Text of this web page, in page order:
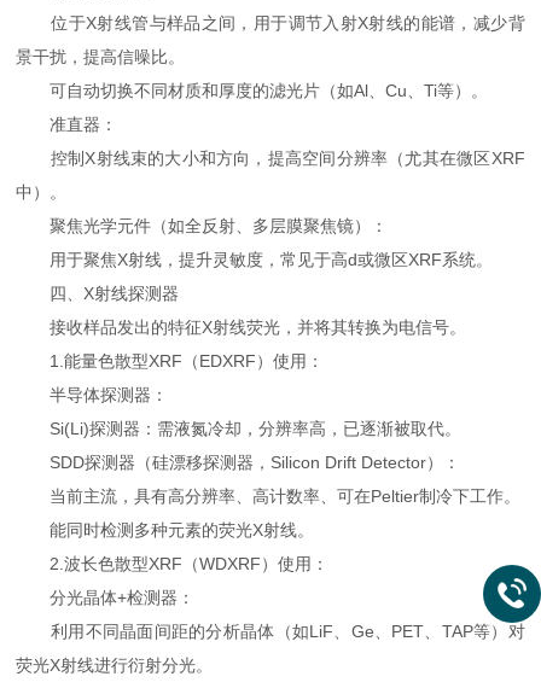
位于X射线管与样品之间，用于调节入射X射线的能谱，减少背
景干扰，提高信噪比。
可自动切换不同材质和厚度的滤光片（如Al、Cu、Ti等）。
准直器：
控制X射线束的大小和方向，提高空间分辨率（尤其在微区XRF
中）。
聚焦光学元件（如全反射、多层膜聚焦镜）：
用于聚焦X射线，提升灵敏度，常见于高d或微区XRF系统。
四、X射线探测器
接收样品发出的特征X射线荧光，并将其转换为电信号。
1.能量色散型XRF（EDXRF）使用：
半导体探测器：
Si(Li)探测器：需液氮冷却，分辨率高，已逐渐被取代。
SDD探测器（硅漂移探测器，Silicon Drift Detector）：
当前主流，具有高分辨率、高计数率、可在Peltier制冷下工作。
能同时检测多种元素的荧光X射线。
2.波长色散型XRF（WDXRF）使用：
分光晶体+检测器：
利用不同晶面间距的分析晶体（如LiF、Ge、PET、TAP等）对
荧光X射线进行衍射分光。